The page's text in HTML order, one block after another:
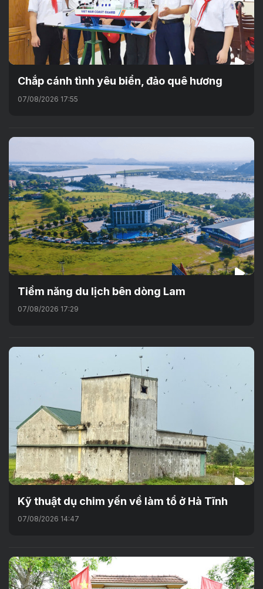
Chắp cánh tình yêu biển, đảo quê hương
07/08/2026 17:55
Tiềm năng du lịch bên dòng Lam
07/08/2026 17:29
Kỹ thuật dụ chim yến về làm tổ ở Hà Tĩnh
07/08/2026 14:47